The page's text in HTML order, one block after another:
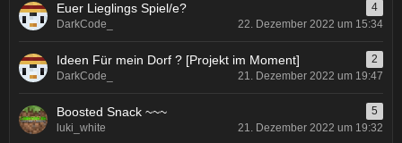
Euer Lieglings Spiel/e?
4
DarkCode_
22. Dezember 2022 um 15:34
Ideen Für mein Dorf ? [Projekt im Moment]
2
DarkCode_
21. Dezember 2022 um 19:47
Boosted Snack ~~~
5
luki_white
21. Dezember 2022 um 19:32